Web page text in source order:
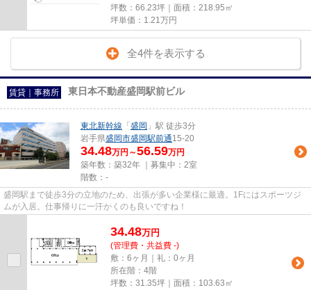
坪数：66.23坪｜面積：218.95㎡
坪単価： 1.21万円
全4件を表示する
賃貸｜事務所 東日本不動産盛岡駅前ビル
東北新幹線 「 盛岡 」駅 徒歩3分
岩手県盛岡市盛岡駅前通15-20
34.48万円～56.59万円
築年数：築32年 ｜募集中： 2室
階数：-
盛岡駅まで徒歩3分の立地のため、出張が多い企業様に最適。1Fにはスポーツジ
ムが入居。仕事帰りに一汗かくのも良いですね！
34.48万円
(管理費・共益費 -)
敷：6ヶ月｜礼：0ヶ月
所在階：4階
坪数：31.35坪｜面積：103.63㎡